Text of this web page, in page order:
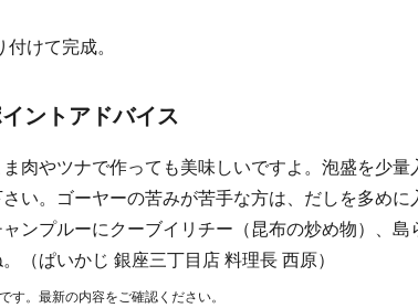
けて完成。
ントアドバイス
肉やツナで作っても美味しいですよ。泡盛を少
い。ゴーヤーの苦みが苦手な方は、だしを多めに
ンプルーにクーブイリチー（昆布の炒め物）、島
（ぱいかじ 銀座三丁目店 料理長 西原）
。最新の内容をご確認ください。